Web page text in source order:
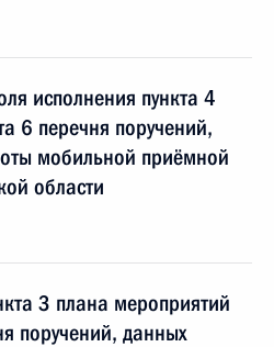
исполнения пункта 4
6 перечня поручений,
мобильной приёмной
области
3 плана мероприятий
поручений, данных